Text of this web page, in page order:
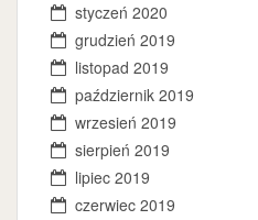
styczeń 2020
grudzień 2019
listopad 2019
październik 2019
wrzesień 2019
sierpień 2019
lipiec 2019
czerwiec 2019